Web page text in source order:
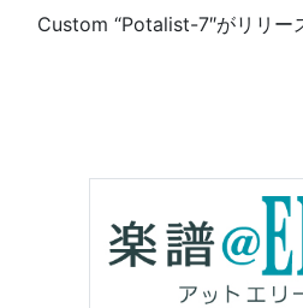
Custom “Potalist-7″がリリー